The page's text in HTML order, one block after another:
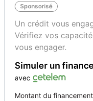
- VÉRIFICATION DU TRAIN
- CONTRÔLE
. ÉQUIPEMENTS :
Sponsorisé
Un crédit vous
Vérifiez vos
vous engager.
Simuler un
avec
Montant du financement